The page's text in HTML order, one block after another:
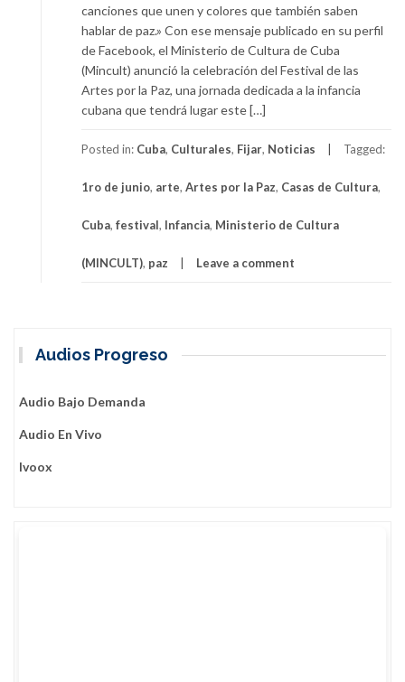
canciones que unen y colores que también saben
hablar de paz.» Con ese mensaje publicado en su perfil
de Facebook, el Ministerio de Cultura de Cuba
(Mincult) anunció la celebración del Festival de las
Artes por la Paz, una jornada dedicada a la infancia
cubana que tendrá lugar este […]
Posted in: Cuba, Culturales, Fijar, Noticias Tagged:
1ro de junio, arte, Artes por la Paz, Casas de Cultura,
Cuba, festival, Infancia, Ministerio de Cultura
(MINCULT), paz Leave a comment
Audios Progreso
Audio Bajo Demanda
Audio En Vivo
Ivoox